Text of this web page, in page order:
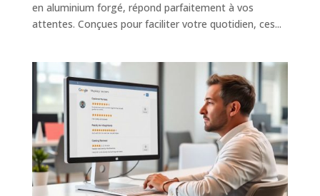
en aluminium forgé, répond parfaitement à vos
attentes. Conçues pour faciliter votre quotidien, ces...